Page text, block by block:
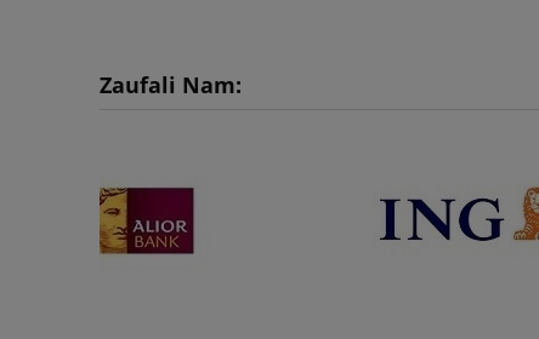
Zaufali Nam: